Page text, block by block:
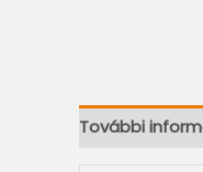
További